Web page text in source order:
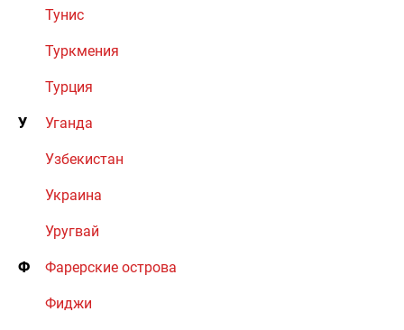
Тунис
Туркмения
Турция
У Уганда
Узбекистан
Украина
Уругвай
Ф Фарерские острова
Фиджи